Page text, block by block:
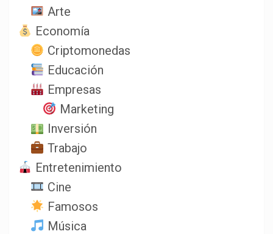
Arte
Economía
Criptomonedas
Educación
Empresas
Marketing
Inversión
Trabajo
Entretenimiento
Cine
Famosos
Música